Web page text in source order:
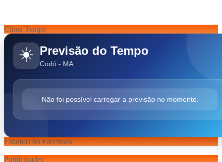
Clima Tempo
☀️ Previsão do Tempo
Codó - MA
Não foi possível carregar a previsão no momento.
Estamos no Facebook
Publicidades